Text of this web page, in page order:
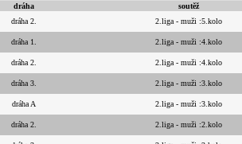
dráha
soutěž
dráha 2. 2.liga - muži :5.kolo
dráha 1. 2.liga - muži :4.kolo
dráha 2. 2.liga - muži :4.kolo
dráha 3. 2.liga - muži :3.kolo
dráha A 2.liga - muži :3.kolo
dráha 2. 2.liga - muži :2.kolo